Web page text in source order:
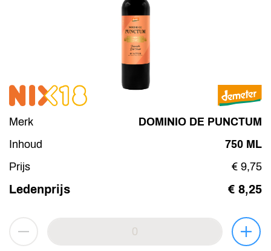
Merk
DOMINIO DE PUNCTUM
Inhoud
750 ML
Prijs
€ 9,75
Ledenprijs € 8,25